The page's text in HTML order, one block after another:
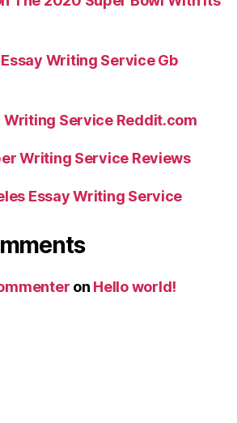
Writing Service Gb
Writing Service Reddit.com
Writing Service Reviews
Essay Writing Service
on Hello world!